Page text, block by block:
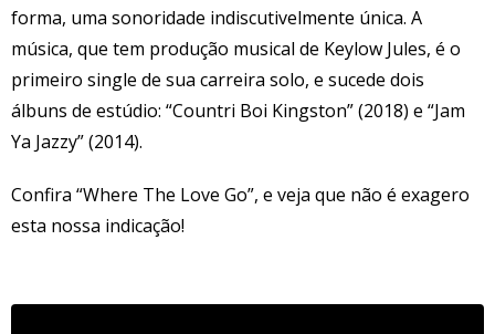
forma, uma sonoridade indiscutivelmente única. A
música, que tem produção musical de Keylow Jules, é o
primeiro single de sua carreira solo, e sucede dois
álbuns de estúdio: “Countri Boi Kingston” (2018) e “Jam
Ya Jazzy” (2014).
Confira “Where The Love Go”, e veja que não é exagero
esta nossa indicação!